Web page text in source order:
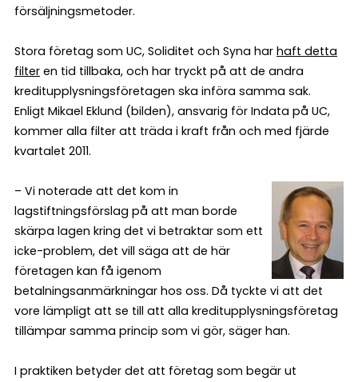
försäljningsmetoder.
Stora företag som UC, Soliditet och Syna har haft detta
filter en tid tillbaka, och har tryckt på att de andra
kreditupplysningsföretagen ska införa samma sak.
Enligt Mikael Eklund (bilden), ansvarig för Indata på UC,
kommer alla filter att träda i kraft från och med fjärde
kvartalet 2011.
– Vi noterade att det kom in
lagstiftningsförslag på att man borde
skärpa lagen kring det vi betraktar som ett
icke-problem, det vill säga att de här
företagen kan få igenom
betalningsanmärkningar hos oss. Då tyckte vi att det
vore lämpligt att se till att alla kreditupplysningsföretag
tillämpar samma princip som vi gör, säger han.
I praktiken betyder det att företag som begär ut